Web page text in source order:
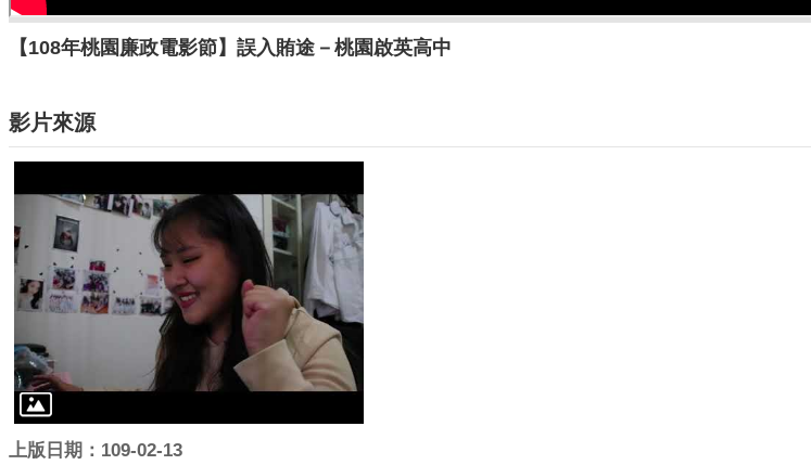
【108年桃園廉政電影節】誤入賄途－桃園啟英高中
影片來源
上版日期：109-02-13